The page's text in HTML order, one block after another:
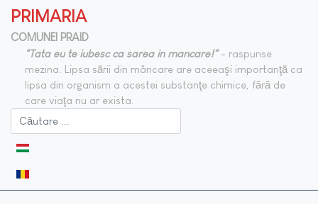
PRIMARIA
COMUNEI PRAID
"Tata eu te iubesc ca sarea in mancare!"- raspunse
mezina. Lipsa sării din mâncare are aceeaşi importanţă ca
lipsa din organism a acestei substanţe chimice, fără de
care viaţa nu ar exista.